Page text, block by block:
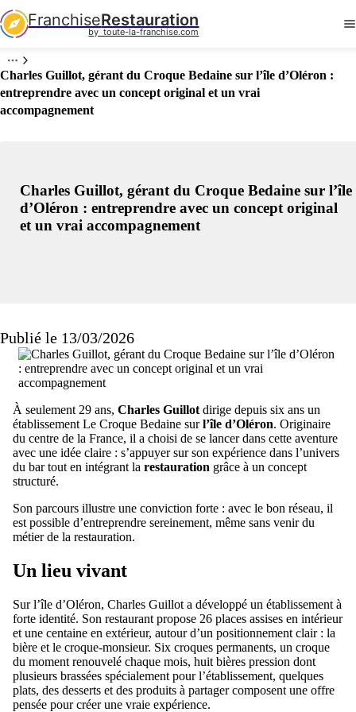
FranchiseRestauration
by  toute-la-franchise.com
Charles Guillot, gérant du Croque Bedaine sur l’île d’Oléron :
entreprendre avec un concept original et un vrai
accompagnement
Charles Guillot, gérant du Croque Bedaine sur l’île
d’Oléron : entreprendre avec un concept original
et un vrai accompagnement
Publié le 13/03/2026
À seulement 29 ans, Charles Guillot dirige depuis six ans un
établissement Le Croque Bedaine surl’île d’Oléron. Originaire
du centre de la France, il a choisi de se lancer dans cette aventure
avec une idée claire : s’appuyer sur son expérience dans l’univers
du bar tout en intégrant la restauration grâce à un concept
structuré.
Son parcours illustre une conviction forte : avec le bon réseau, il
est possible d’entreprendre sereinement, même sans venir du
métier de la restauration.
Un lieu vivant
Sur l’île d’Oléron, Charles Guillot a développé un établissement à
forte identité. Son restaurant propose 26 places assises en intérieur
et une centaine en extérieur, autour d’un positionnement clair : la
bière et le croque-monsieur. Six croques permanents, un croque
du moment renouvelé chaque mois, huit bières pression dont
plusieurs brassées spécialement pour l’établissement, quelques
plats, des desserts et des produits à partager composent une offre
pensée pour créer une vraie expérience.